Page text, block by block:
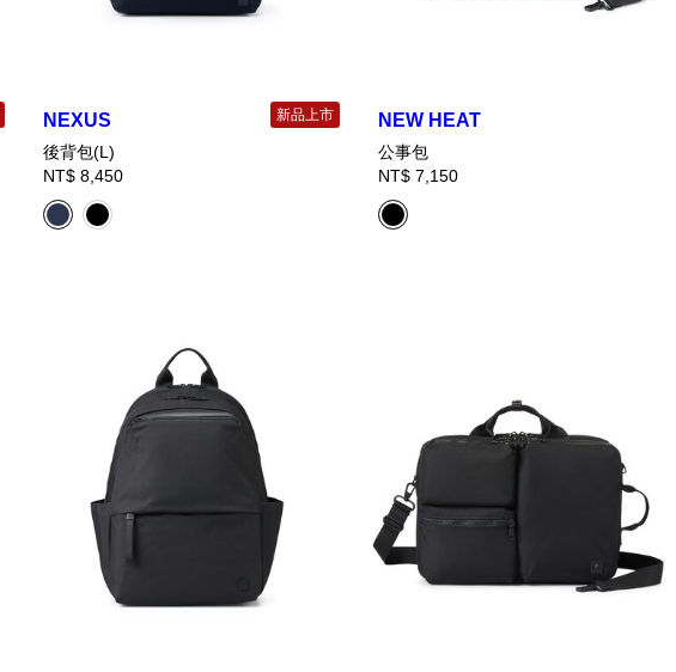
NEXUS 新品上市
後背包(L)
NT$ 8,450
NEW HEAT
公事包
NT$ 7,150